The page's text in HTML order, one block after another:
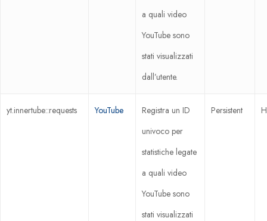
a quali video
YouTube sono
stati visualizzati
dall’utente.
yt.innertube::requests YouTube
Registra un ID
univoco per
statistiche legate
a quali video
YouTube sono
stati visualizzati
Persistent